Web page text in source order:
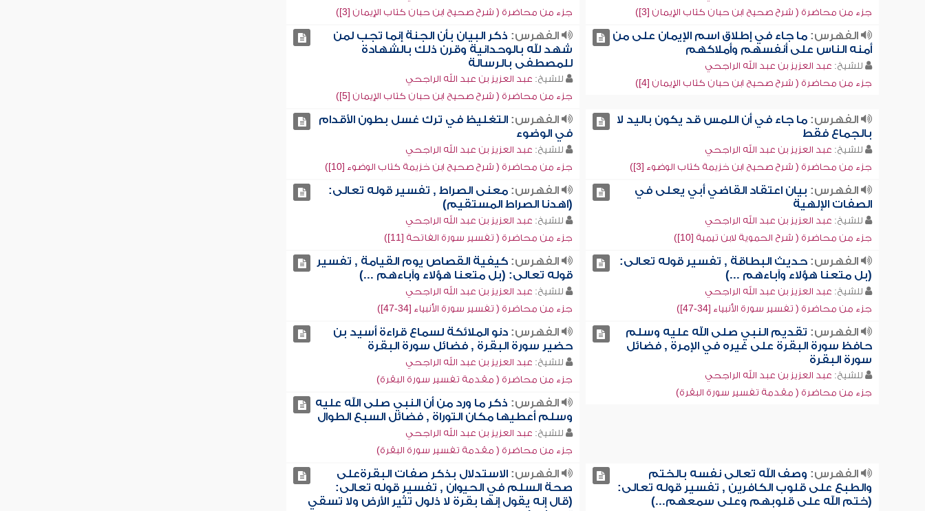
جزء من محاضرة ( شرح صحيح ابن حبان كتاب الإيمان [3])
جزء من محاضرة ( شرح صحيح ابن حبان كتاب الإيمان [3])
الفهرس:ما جاء في إطلاق اسم الإيمان على من
أمنه الناس على أنفسهم وأملاكهم
للشيخ: عبد العزيز بن عبد الله الراجحي
جزء من محاضرة ( شرح صحيح ابن حبان كتاب الإيمان [4])
الفهرس: ذكر البيان بأن الجنة إنما تجب لمن
شهد لله بالوحدانية وقرن ذلك بالشهادة
للمصطفى بالرسالة
للشيخ: عبد العزيز بن عبد الله الراجحي
جزء من محاضرة ( شرح صحيح ابن حبان كتاب الإيمان [5])
الفهرس:ما جاء في أن اللمس قد يكون باليد لا
بالجماع فقط
للشيخ: عبد العزيز بن عبد الله الراجحي
جزء من محاضرة ( شرح صحيح ابن خزيمة كتاب الوضوء [3])
الفهرس: التغليظ في ترك غسل بطون الأقدام
في الوضوء
للشيخ: عبد العزيز بن عبد الله الراجحي
جزء من محاضرة ( شرح صحيح ابن خزيمة كتاب الوضوء [10])
الفهرس: بيان اعتقاد القاضي أبي يعلى في
الصفات الإلهية
للشيخ: عبد العزيز بن عبد الله الراجحي
جزء من محاضرة ( شرح الحموية لابن تيمية [10])
الفهرس: معنى الصراط , تفسير قوله تعالى:
(اهدنا الصراط المستقيم)
للشيخ: عبد العزيز بن عبد الله الراجحي
جزء من محاضرة ( تفسير سورة الفاتحة [11])
الفهرس:حديث البطاقة , تفسير قوله تعالى:
(بل متعنا هؤلاء وآباءهم ...)
للشيخ: عبد العزيز بن عبد الله الراجحي
جزء من محاضرة ( تفسير سورة الأنبياء [34-47])
الفهرس: كيفية القصاص يوم القيامة , تفسير
قوله تعالى: (بل متعنا هؤلاء وآباءهم ...)
للشيخ: عبد العزيز بن عبد الله الراجحي
جزء من محاضرة ( تفسير سورة الأنبياء [34-47])
الفهرس: تقديم النبي صلى الله عليه وسلم
حافظ سورة البقرة على غيره في الإمرة , فضائل
سورة البقرة
للشيخ: عبد العزيز بن عبد الله الراجحي
جزء من محاضرة ( مقدمة تفسير سورة البقرة)
الفهرس: دنو الملائكة لسماع قراءة أسيد بن
حضير سورة البقرة , فضائل سورة البقرة
للشيخ: عبد العزيز بن عبد الله الراجحي
جزء من محاضرة ( مقدمة تفسير سورة البقرة)
الفهرس: ذكر ما ورد من أن النبي صلى الله عليه
وسلم أعطيها مكان التوراة , فضائل السبع الطوال
للشيخ: عبد العزيز بن عبد الله الراجحي
جزء من محاضرة ( مقدمة تفسير سورة البقرة)
الفهرس: وصف الله تعالى نفسه بالختم
والطبع على قلوب الكافرين , تفسير قوله تعالى:
(ختم الله على قلوبهم وعلى سمعهم...)
الفهرس: الاستدلال بذكر صفات البقرةعلى
صحة السلم في الحيوان , تفسير قوله تعالى:
(قال إنه يقول إنها بقرة لا ذلول تثير الأرض ولا تسقي